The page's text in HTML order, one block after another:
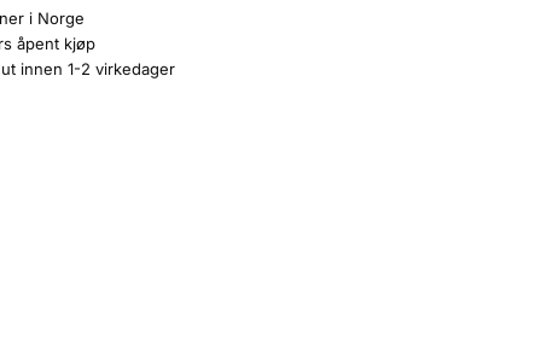
i Norge
åpent kjøp
innen 1-2 virkedager